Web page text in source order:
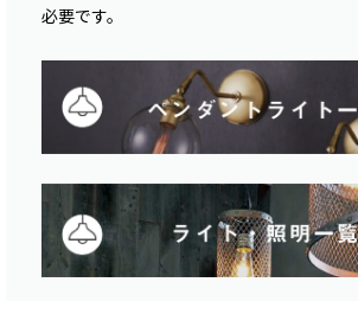
必要です。